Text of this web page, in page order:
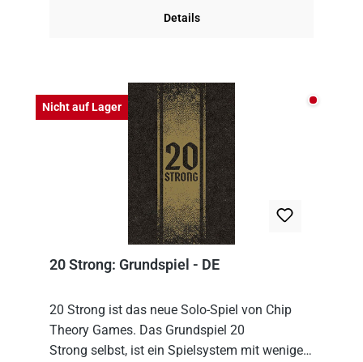
Details
Nicht auf Lager Nicht
20 Strong: Grundspiel - DE
20 Strong ist das neue Solo-Spiel von Chip
Theory Games. Das Grundspiel 20
Strong selbst, ist ein Spielsystem mit wenigen,